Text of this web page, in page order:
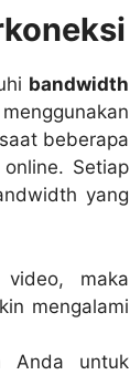
bandwidth
beberapa
Setiap
yang
maka
mengalami
Anda untuk